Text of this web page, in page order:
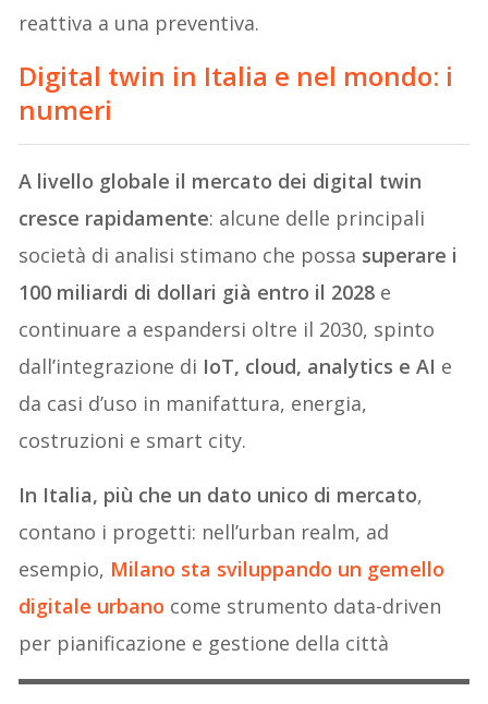
reattiva a una preventiva.
Digital twin in Italia e nel mondo: i
numeri
A livello globale il mercato dei digital twin
cresce rapidamente: alcune delle principali
società di analisi stimano che possa superare i
100 miliardi di dollari già entro il 2028 e
continuare a espandersi oltre il 2030, spinto
dall’integrazione di IoT, cloud, analytics e AI e
da casi d’uso in manifattura, energia,
costruzioni e smart city.
In Italia, più che un dato unico di mercato,
contano i progetti: nell’urban realm, ad
esempio, Milano sta sviluppando un gemello
digitale urbano come strumento data-driven
per pianificazione e gestione della città